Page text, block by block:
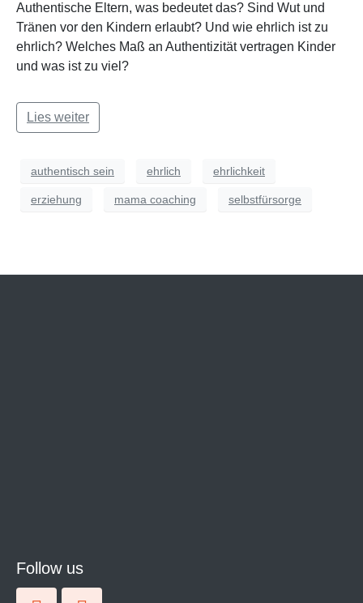
Authentische Eltern, was bedeutet das? Sind Wut und
Tränen vor den Kindern erlaubt? Und wie ehrlich ist zu
ehrlich? Welches Maß an Authentizität vertragen Kinder
und was ist zu viel?
Lies weiter
authentisch sein ehrlich ehrlichkeit
erziehung mama coaching selbstfürsorge
Follow us